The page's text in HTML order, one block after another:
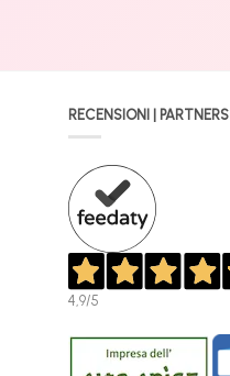
RECENSIONI | PARTNERS
4,9/5